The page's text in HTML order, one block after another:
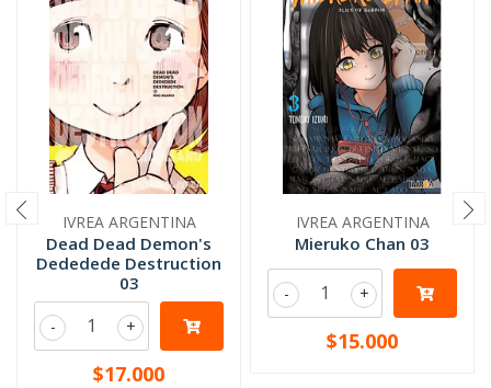
IVREA ARGENTINA
Dead Dead Demon's
Dededede Destruction
03
+
-
$17.000
IVREA ARGENTINA
Mieruko Chan 03
+
-
$15.000